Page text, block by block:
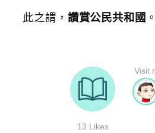
此之謂， 讚賞公民共和國 。